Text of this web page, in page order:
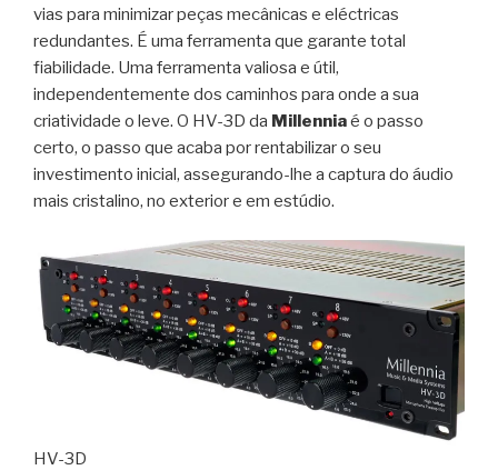
vias para minimizar peças mecânicas e eléctricas
redundantes. É uma ferramenta que garante total
fiabilidade. Uma ferramenta valiosa e útil,
independentemente dos caminhos para onde a sua
criatividade o leve. O HV-3D da Millenniaé o passo
certo, o passo que acaba por rentabilizar o seu
investimento inicial, assegurando-lhe a captura do áudio
mais cristalino, no exterior e em estúdio.
HV-3D